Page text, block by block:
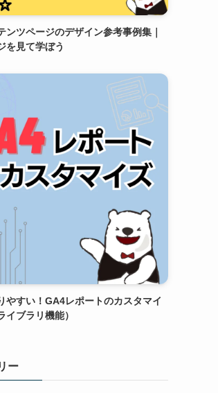
ンツページのデザイン参考事例集｜
を見て学ぼう
やすい！GA4レポートのカスタマイ
イブラリ機能）
ー